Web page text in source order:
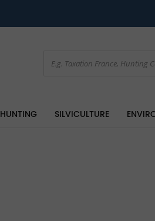
HUNTING SILVICULTURE